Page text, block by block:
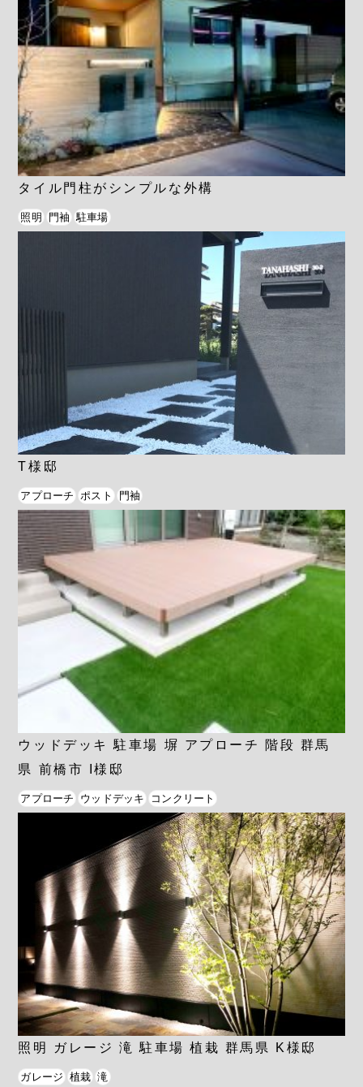
タイル門柱がシンプルな外構
照明 門袖 駐車場
T様邸
アプローチ ポスト 門袖
ウッドデッキ 駐車場 塀 アプローチ 階段 群馬
県 前橋市 I様邸
アプローチ ウッドデッキ コンクリート
照明 ガレージ 滝 駐車場 植栽 群馬県 K様邸
ガレージ 植栽 滝